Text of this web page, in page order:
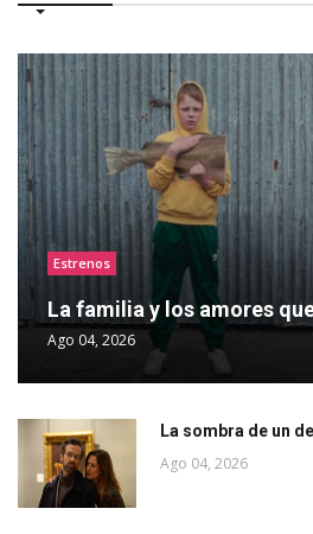
Estrenos
La familia y los amores
Ago 04, 2026
La sombra de un
Ago 04, 2026